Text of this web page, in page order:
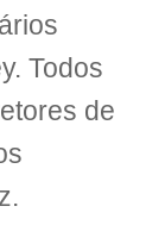
Todos
de